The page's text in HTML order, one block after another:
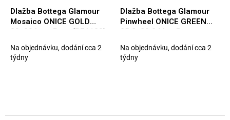
Dlažba Bottega Glamour
Mosaico ONICE GOLD
30x30 Luc. Rett. (B71183)
Na objednávku, dodání cca 2
týdny
Dlažba Bottega Glamour
Pinwheel ONICE GREEN
25,2x29,2 Mat. Rett.
Na objednávku, dodání cca 2
týdny